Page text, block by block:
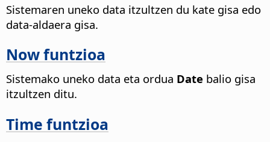
Sistemaren uneko data itzultzen du kate gisa edo
data-aldaera gisa.
Now funtzioa
Sistemako uneko data eta ordua Date balio gisa
itzultzen ditu.
Time funtzioa